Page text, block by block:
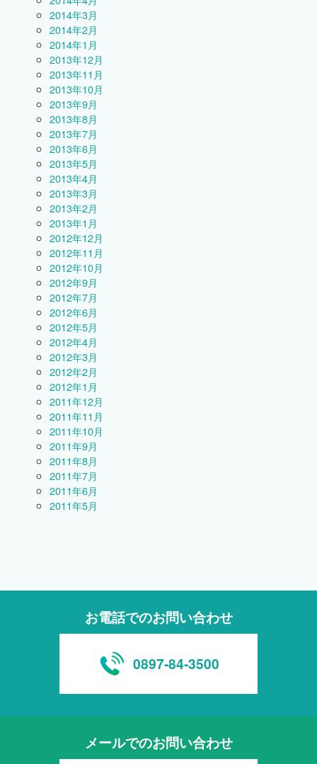
2014年3月
2014年2月
2014年1月
2013年12月
2013年11月
2013年10月
2013年9月
2013年8月
2013年7月
2013年6月
2013年5月
2013年4月
2013年3月
2013年2月
2013年1月
2012年12月
2012年11月
2012年10月
2012年9月
2012年7月
2012年6月
2012年5月
2012年4月
2012年3月
2012年2月
2012年1月
2011年12月
2011年11月
2011年10月
2011年9月
2011年8月
2011年7月
2011年6月
2011年5月
お電話でのお問い合わせ
0897-84-3500
メールでのお問い合わせ